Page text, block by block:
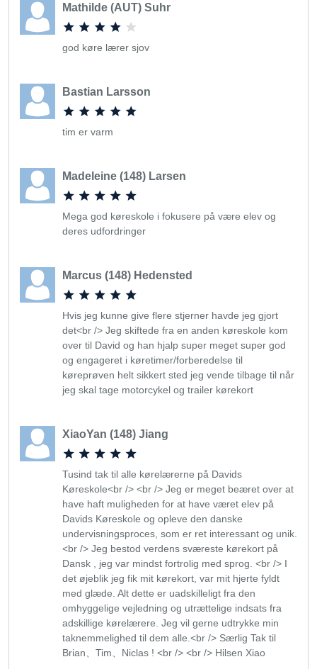
Mathilde (AUT) Suhr
god køre lærer sjov
Bastian Larsson
tim er varm
Madeleine (148) Larsen
Mega god køreskole i fokusere på være elev og
deres udfordringer
Marcus (148) Hedensted
Hvis jeg kunne give flere stjerner havde jeg gjort
det<br /> Jeg skiftede fra en anden køreskole kom
over til David og han hjalp super meget super god
og engageret i køretimer/forberedelse til
køreprøven helt sikkert sted jeg vende tilbage til når
jeg skal tage motorcykel og trailer kørekort
XiaoYan (148) Jiang
Tusind tak til alle kørelærerne på Davids
Køreskole<br /> <br /> Jeg er meget beæret over at
have haft muligheden for at have været elev på
Davids Køreskole og opleve den danske
undervisningsproces, som er ret interessant og unik.
<br /> Jeg bestod verdens sværeste kørekort på
Dansk , jeg var mindst fortrolig med sprog. <br /> I
det øjeblik jeg fik mit kørekort, var mit hjerte fyldt
med glæde. Alt dette er uadskilleligt fra den
omhyggelige vejledning og utrættelige indsats fra
adskillige kørelærere. Jeg vil gerne udtrykke min
taknemmelighed til dem alle.<br /> Særlig Tak til
Brian、Tim、Niclas ! <br /> <br /> Hilsen Xiao